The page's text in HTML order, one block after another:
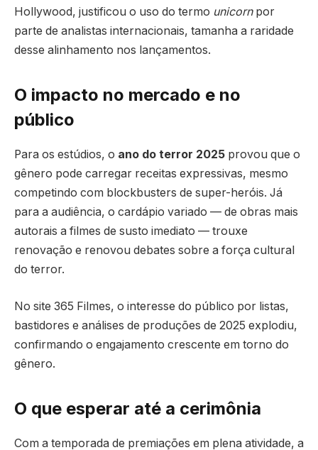
Hollywood, justificou o uso do termo unicornpor
parte de analistas internacionais, tamanha a raridade
desse alinhamento nos lançamentos.
O impacto no mercado e no
público
Para os estúdios, o ano do terror 2025 provou que o
gênero pode carregar receitas expressivas, mesmo
competindo com blockbusters de super-heróis. Já
para a audiência, o cardápio variado — de obras mais
autorais a filmes de susto imediato — trouxe
renovação e renovou debates sobre a força cultural
do terror.
No site 365 Filmes, o interesse do público por listas,
bastidores e análises de produções de 2025 explodiu,
confirmando o engajamento crescente em torno do
gênero.
O que esperar até a cerimônia
Com a temporada de premiações em plena atividade, a